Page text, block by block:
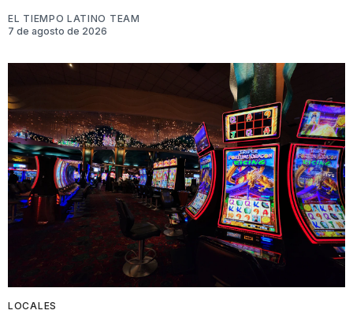
EL TIEMPO LATINO TEAM
7 de agosto de 2026
LOCALES